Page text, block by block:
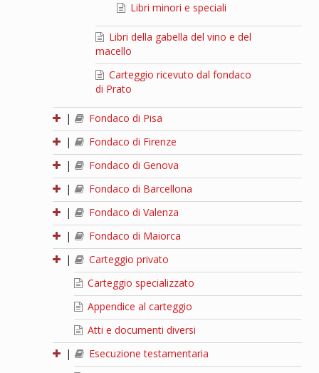
Libri minori e speciali
Libri della gabella del vino e del
macello
Carteggio ricevuto dal fondaco
di Prato
|
Fondaco di Pisa
|
Fondaco di Firenze
|
Fondaco di Genova
|
Fondaco di Barcellona
|
Fondaco di Valenza
|
Fondaco di Maiorca
|
Carteggio privato
Carteggio specializzato
Appendice al carteggio
Atti e documenti diversi
|
Esecuzione testamentaria